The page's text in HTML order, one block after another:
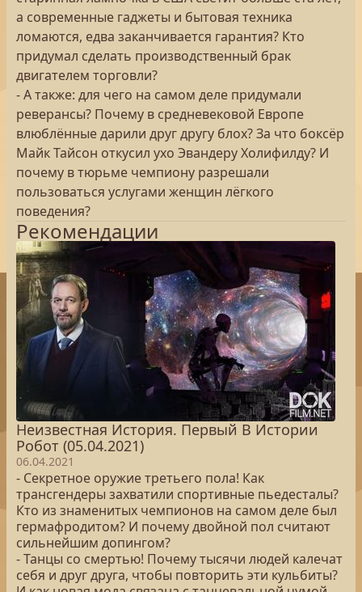
а современные гаджеты и бытовая техника
ломаются, едва заканчивается гарантия? Кто
придумал сделать производственный брак
двигателем торговли?
- А также: для чего на самом деле придумали
реверансы? Почему в средневековой Европе
влюблённые дарили друг другу блох? За что боксёр
Майк Тайсон откусил ухо Эвандеру Холифилду? И
почему в тюрьме чемпиону разрешали
пользоваться услугами женщин лёгкого
поведения?
Рекомендации
Неизвестная История. Первый В Истории
Робот (05.04.2021)
06.04.2021
- Секретное оружие третьего пола! Как
трансгендеры захватили спортивные пьедесталы?
Кто из знаменитых чемпионов на самом деле был
гермафродитом? И почему двойной пол считают
сильнейшим допингом?
- Танцы со смертью! Почему тысячи людей калечат
себя и друг друга, чтобы повторить эти кульбиты?